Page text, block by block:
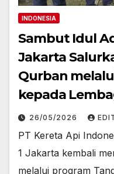
INDONESIA
Sambut Idul
Jakarta
Qurban
kepada
26/05/2026
PT Kereta Api
1 Jakarta kembali
melalui program